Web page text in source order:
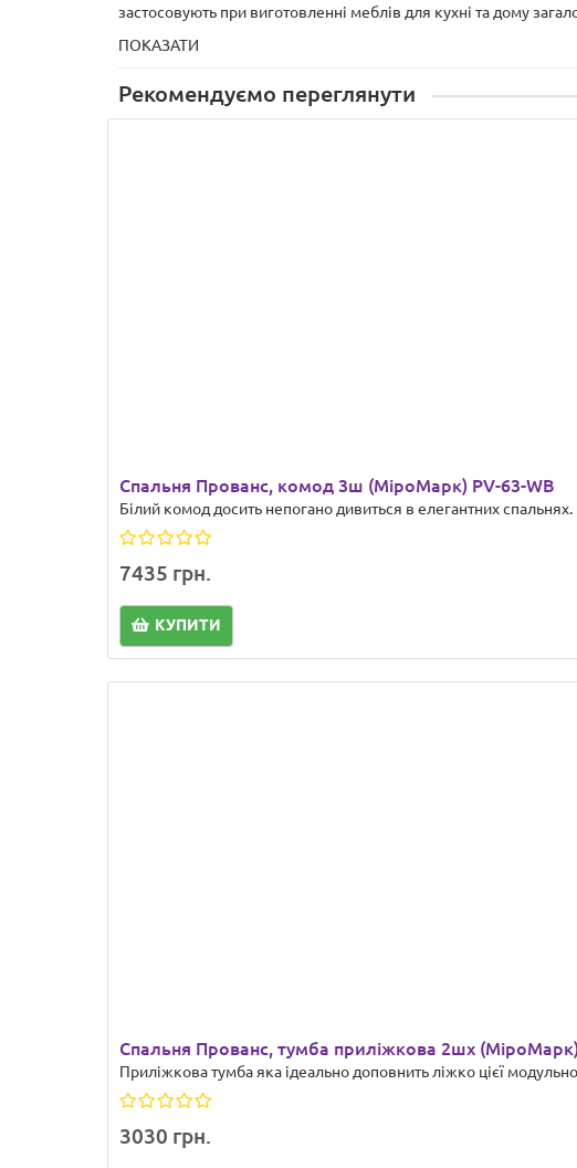
застосовують при виготовленні меблів для кухні та дому
ПОКАЗАТИ
Рекомендуємо переглянути
Спальня Прованс, комод 3ш (МіроМарк) PV-63-WB
Білий комод досить непогано дивиться в елегантних
7435 грн.
КУПИТИ
Спальня Прованс, тумба приліжкова 2шх
Приліжкова тумба яка ідеально доповнить ліжко цієї
3030 грн.